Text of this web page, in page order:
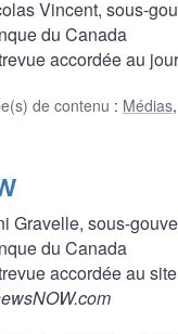
Vincent, sous-
du Canada
accordée au
de contenu : Médias,
Gravelle, sous-
du Canada
accordée au